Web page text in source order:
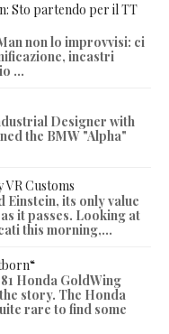
Sto partendo per il TT
non lo improvvisi: ci
incastri
...
Designer with
the BMW "Alpha"
VR Customs
Einstein, its only value
it passes. Looking at
this morning,...
Honda GoldWing
story. The Honda
rare to find some